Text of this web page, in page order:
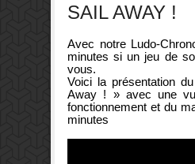
SAIL AWAY !
Avec notre Ludo-
minutes si un jeu de
vous.
Voici la présentation
Away ! » avec une
fonctionnement et du
minutes